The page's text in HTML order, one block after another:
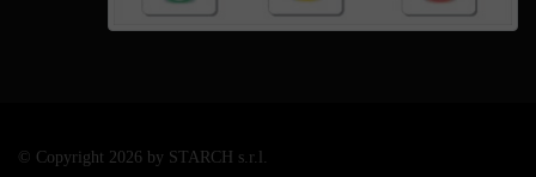
© Copyright 2026 by STARCH s.r.l.